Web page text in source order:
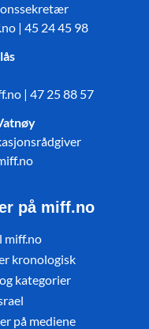
| 45 24 45 98
| 47 25 88 57
på miff.no
miff.no
kronologisk
kategorier
på mediene